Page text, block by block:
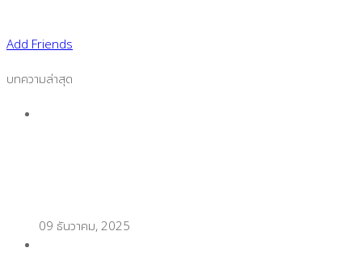
Add Friends
บทความล่าสุด
09 ธันวาคม, 2025